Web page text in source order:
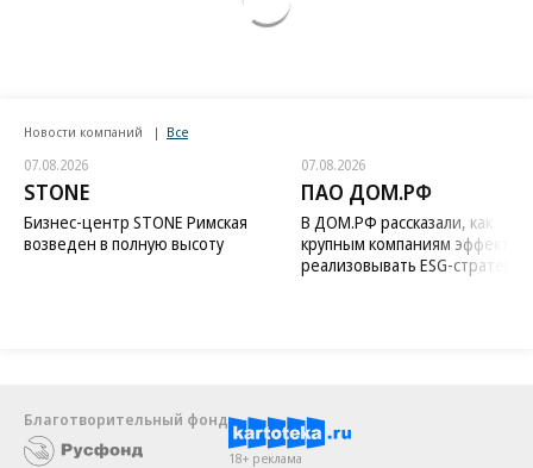
Новости компаний Все
07.08.2026
STONE
Бизнес-центр STONE Римская
возведен в полную высоту
07.08.2026
ПАО ДОМ.РФ
В ДОМ.РФ рассказали, как
крупным компаниям
реализовывать ESG-стратегию
Благотворительный фонд
18+ реклама